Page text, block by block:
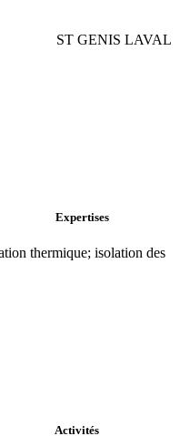
ST GENIS LAVAL
Expertises
thermique; isolation des
Activités